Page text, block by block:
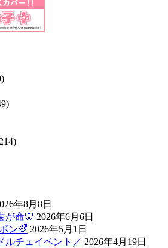
年8月8日
が命🦷 2026年6月6日
ン🌈 2026年5月1日
ルチェイベント／ 2026年4月19日